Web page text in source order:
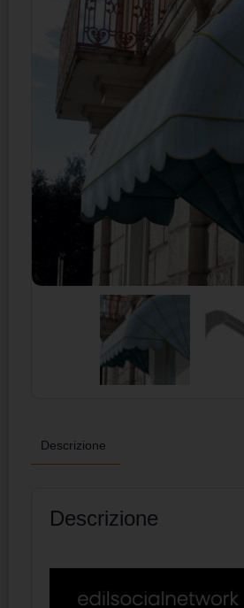
Descrizione
Descrizione